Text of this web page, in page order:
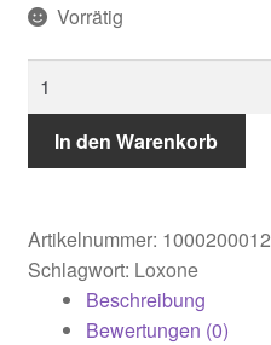
Vorrätig
Ventiladapter
VA80
Menge
In den Warenkorb
Artikelnummer: 1000200012
Schlagwort: Loxone
Beschreibung
Bewertungen (0)